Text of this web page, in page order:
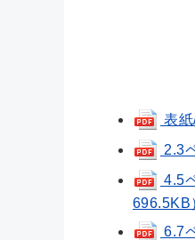
表
2.3
4.5
696.5KB
6.7